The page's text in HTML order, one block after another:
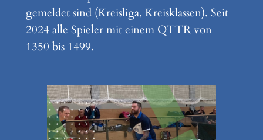
gemeldet sind (Kreisliga, Kreisklassen). Seit
2024 alle Spieler mit einem QTTR von
1350 bis 1499.